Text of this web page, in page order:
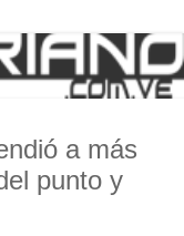
a más
punto y